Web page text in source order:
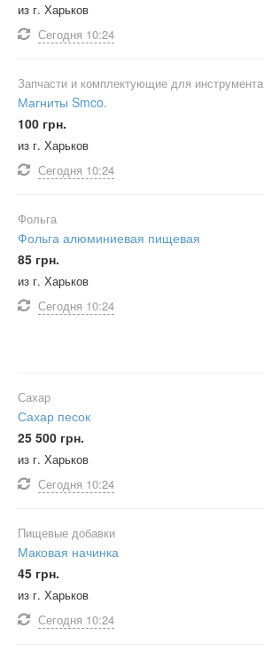
из г. Харьков
Сегодня 10:24
Запчасти и комплектующие для инструмента
Магниты Smco.
100 грн.
из г. Харьков
Сегодня 10:24
Фольга
Фольга алюминиевая пищевая
85 грн.
из г. Харьков
Сегодня 10:24
Сахар
Сахар песок
25 500 грн.
из г. Харьков
Сегодня 10:24
Пищевые добавки
Маковая начинка
45 грн.
из г. Харьков
Сегодня 10:24